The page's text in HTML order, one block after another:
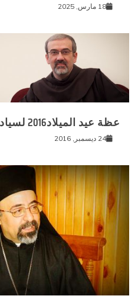
18 مارس, 2025
عظة عيد الميلاد2016 لسيادة المدبر بيير باتيستا
24 ديسمبر, 2016